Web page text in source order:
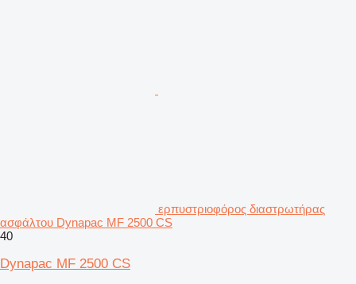
ερπυστριοφόρος διαστρωτήρας
ασφάλτου Dynapac MF 2500 CS
40
Dynapac MF 2500 CS